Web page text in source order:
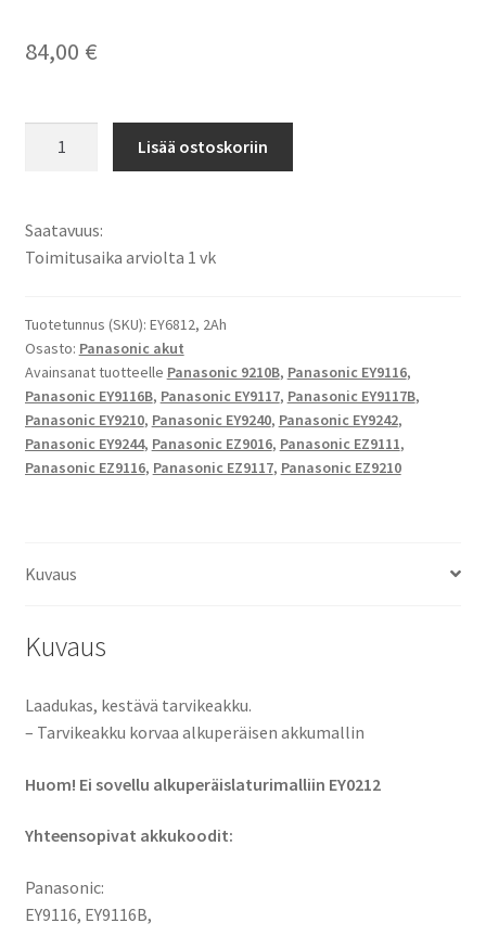
84,00 €
NiMH
Porakoneakku
EY9117,
EY9210,
EY9240,
EY9242,
EY9244
määrä
Lisää ostoskoriin
Saatavuus:
Toimitusaika arviolta 1 vk
Tuotetunnus (SKU): EY6812, 2Ah
Osasto: Panasonic akut
Avainsanat tuotteelle Panasonic 9210B, Panasonic EY9116,
Panasonic EY9116B, Panasonic EY9117, Panasonic EY9117B,
Panasonic EY9210, Panasonic EY9240, Panasonic EY9242,
Panasonic EY9244, Panasonic EZ9016, Panasonic EZ9111,
Panasonic EZ9116, Panasonic EZ9117, Panasonic EZ9210
Kuvaus
Kuvaus
Laadukas, kestävä tarvikeakku.
– Tarvikeakku korvaa alkuperäisen akkumallin
Huom! Ei sovellu alkuperäislaturimalliin EY0212
Yhteensopivat akkukoodit:
Panasonic:
EY9116, EY9116B,